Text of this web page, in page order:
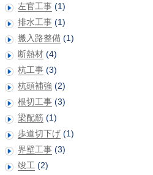
左官工事 (1)
排水工事 (1)
搬入路整備 (1)
断熱材 (4)
杭工事 (3)
杭頭補強 (2)
根切工事 (3)
梁配筋 (1)
歩道切下げ (1)
界壁工事 (3)
竣工 (2)